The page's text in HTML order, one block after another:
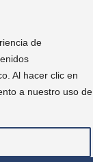
de
Al hacer clic en
a nuestro uso de